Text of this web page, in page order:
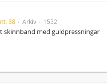
38 Arkiv 1552
skinnband med guldpressningar